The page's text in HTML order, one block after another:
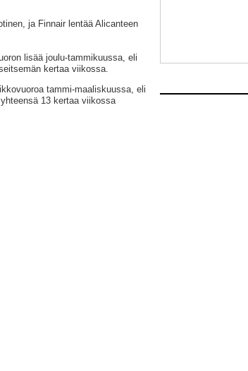
ja Finnair lentää Alicanteen
lisää joulu-tammikuussa, eli
kertaa viikossa.
tammi-maaliskuussa, eli
13 kertaa viikossa